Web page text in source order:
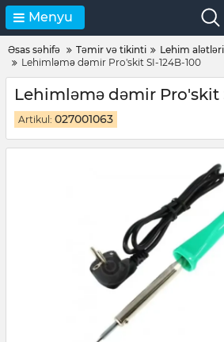
Menyu
Əsas səhifə Təmir və tikinti
Lehim alətləri
Lehimləmə dəmir Pro'skit SI-124B-100
Lehimləmə dəmir Pro'skit
Artikul: 027001063